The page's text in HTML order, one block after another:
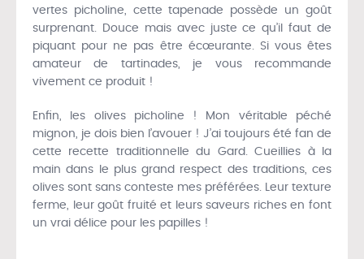
vertes picholine, cette tapenade possède un goût
surprenant. Douce mais avec juste ce qu’il faut de
piquant pour ne pas être écœurante. Si vous êtes
amateur de tartinades, je vous recommande
vivement ce produit !
Enfin, les olives picholine ! Mon véritable péché
mignon, je dois bien l’avouer ! J’ai toujours été fan de
cette recette traditionnelle du Gard. Cueillies à la
main dans le plus grand respect des traditions, ces
olives sont sans conteste mes préférées. Leur texture
ferme, leur goût fruité et leurs saveurs riches en font
un vrai délice pour les papilles !